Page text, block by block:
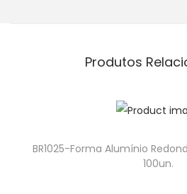
Produtos
BR1025-Forma Alumínio
100un.